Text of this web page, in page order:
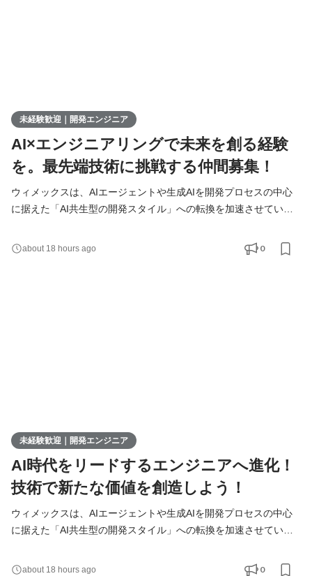
未経験歓迎｜開発エンジニア
AI×エンジニアリングで未来を創る経験
を。最先端技術に挑戦する仲間募集！
ウィメックスは、AIエージェントや生成AIを開発プロセスの中心
に据えた「AI共生型の開発スタイル」への転換を加速させていま
極的に募集しています。 AIを相棒に、圧倒的なスピードと品質を
実現し、最先端の技術を使いこなすエンジニアへ成長したい方を
about 18 hours ago 0
未経験歓迎｜開発エンジニア
AI時代をリードするエンジニアへ進化！
技術で新たな価値を創造しよう！
ウィメックスは、AIエージェントや生成AIを開発プロセスの中心
に据えた「AI共生型の開発スタイル」への転換を加速させていま
極的に募集しています。 AIを相棒に、圧倒的なスピードと品質を
about 18 hours ago 0